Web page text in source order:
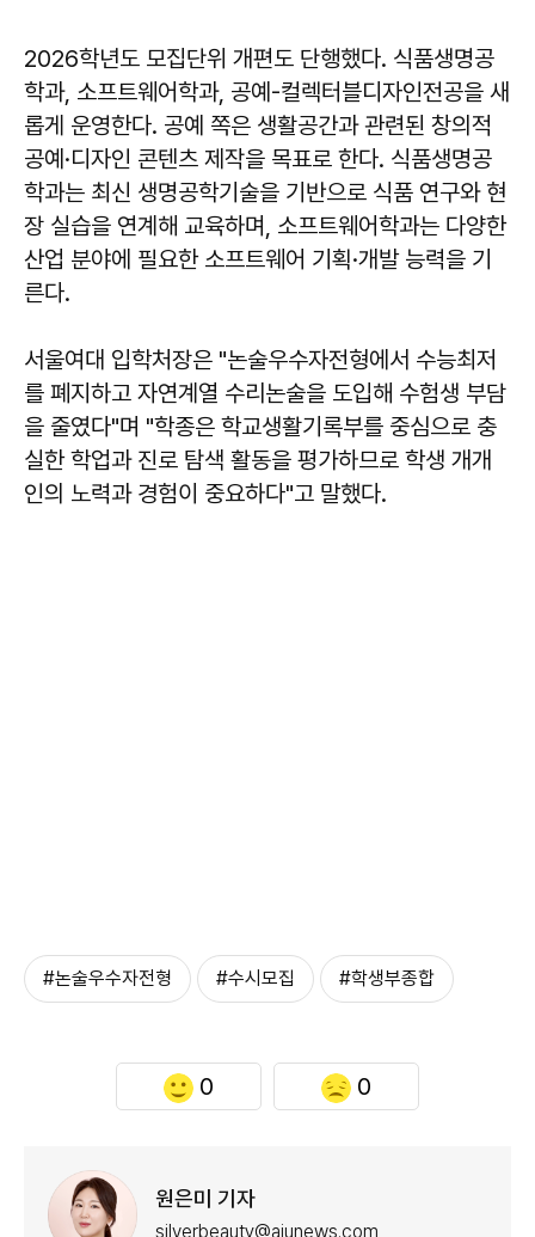
2026학년도 모집단위 개편도 단행했다. 식품생명공
학과, 소프트웨어학과, 공예-컬렉터블디자인전공을 새
롭게 운영한다. 공예 쪽은 생활공간과 관련된 창의적
공예·디자인 콘텐츠 제작을 목표로 한다. 식품생명공
학과는 최신 생명공학기술을 기반으로 식품 연구와 현
장 실습을 연계해 교육하며, 소프트웨어학과는 다양한
산업 분야에 필요한 소프트웨어 기획·개발 능력을 기
른다.
서울여대 입학처장은 "논술우수자전형에서 수능최저
를 폐지하고 자연계열 수리논술을 도입해 수험생 부담
을 줄였다"며 "학종은 학교생활기록부를 중심으로 충
실한 학업과 진로 탐색 활동을 평가하므로 학생 개개
인의 노력과 경험이 중요하다"고 말했다.
#논술우수자전형 #수시모집 #학생부종합
0 0
원은미 기자
silverbeauty@ajunews.com